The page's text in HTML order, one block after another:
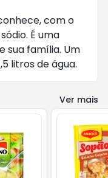
com o
É uma
sua família. Um
litros de água.
Ver mais